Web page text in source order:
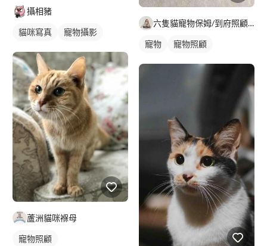
攝相豬
貓咪寫真 寵物攝影
蘆洲貓咪褓母
寵物照顧
六隻貓寵物保姆/到府照顧/遛狗/到府洗澡｜kol部落客｜Yu
寵物 寵物照顧